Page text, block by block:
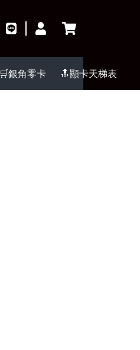
🛒銀角零卡 🔝顯卡天梯表